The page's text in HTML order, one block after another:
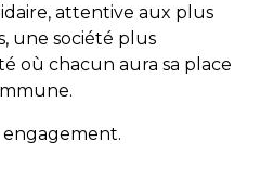
attentive aux plus
une société plus
où chacun aura sa place
engagement.